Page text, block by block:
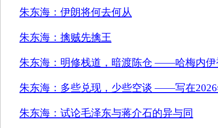
朱东海：伊朗将何去何从
朱东海：擒贼先擒王
朱东海：明修栈道，暗渡陈仓 ——哈梅内伊
朱东海：多些兑现，少些空谈 ——写在
朱东海：试论毛泽东与蒋介石的异与同